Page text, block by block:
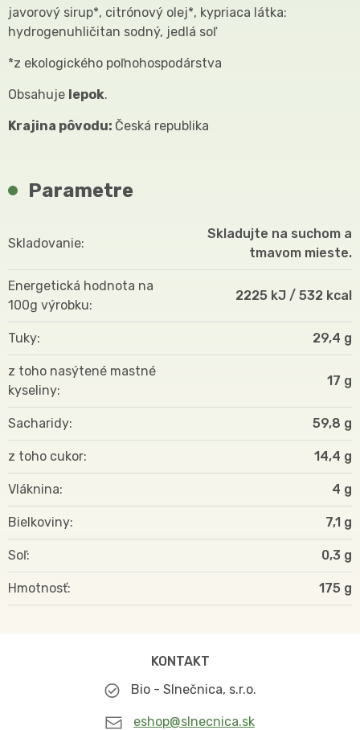
javorový sirup*, citrónový olej*, kypriaca látka:
hydrogenuhličitan sodný, jedlá soľ
*z ekologického poľnohospodárstva
Obsahuje lepok.
Krajina pôvodu: Česká republika
Parametre
Skladovanie
Skladujte na suchom a
tmavom mieste.
Energetická hodnota na
100g výrobku
2225 kJ / 532 kcal
Tuky 29,4 g
z toho nasýtené mastné
kyseliny
17 g
Sacharidy 59,8 g
z toho cukor 14,4 g
Vláknina 4 g
Bielkoviny 7,1 g
Soľ 0,3 g
Hmotnosť 175
KONTAKT
Bio - Slnečnica, s.r.o.
eshop@slnecnica.sk